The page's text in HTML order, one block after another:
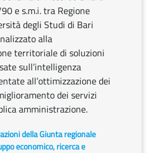
e s.m.i. tra Regione
degli Studi di Bari
alla
territoriale di soluzioni
sull’intelligenza
all’ottimizzazione dei
dei servizi
amministrazione.
della Giunta regionale
economico, ricerca e